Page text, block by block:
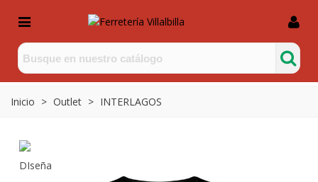
Inicio > Outlet > INTERLAGOS